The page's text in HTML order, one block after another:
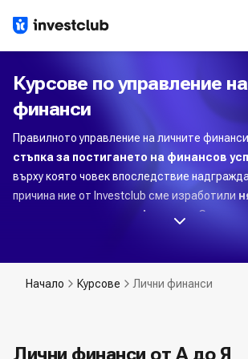
Курсове по управление
финанси
Правилното управление на личните
стъпка за постигането на финансов
върху която човек впоследствие
причина ние от Investclub сме изработили
управление на лични финанси.
С тях
Начало Курсове Лични финанси
Лични финанси от А до Я